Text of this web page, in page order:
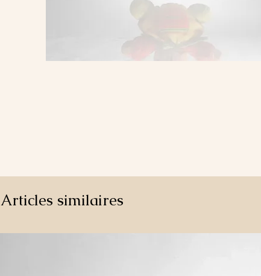
Articles similaires